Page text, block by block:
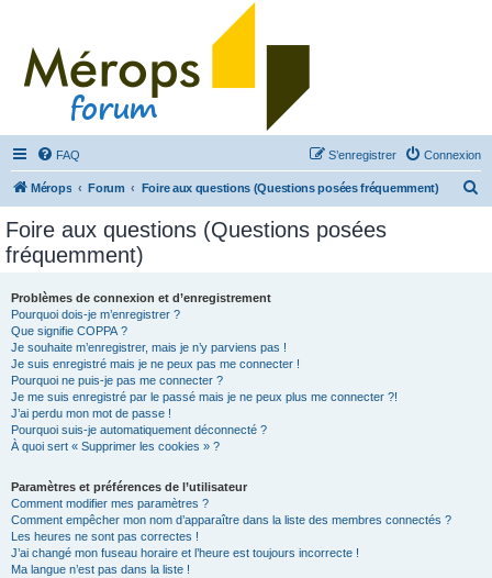
FAQ Connexion
S’enregistrer
Mérops Forum Foire aux questions (Questions posées fréquemment)
Foire aux questions (Questions posées
fréquemment)
Problèmes de connexion et d’enregistrement
Pourquoi dois-je m’enregistrer ?
Que signifie COPPA ?
Je souhaite m’enregistrer, mais je n’y parviens pas !
Je suis enregistré mais je ne peux pas me connecter !
Pourquoi ne puis-je pas me connecter ?
Je me suis enregistré par le passé mais je ne peux plus me connecter ?!
J’ai perdu mon mot de passe !
Pourquoi suis-je automatiquement déconnecté ?
À quoi sert « Supprimer les cookies » ?
Paramètres et préférences de l’utilisateur
Comment modifier mes paramètres ?
Comment empêcher mon nom d’apparaître dans la liste des membres connectés ?
Les heures ne sont pas correctes !
J’ai changé mon fuseau horaire et l’heure est toujours incorrecte !
Ma langue n’est pas dans la liste !